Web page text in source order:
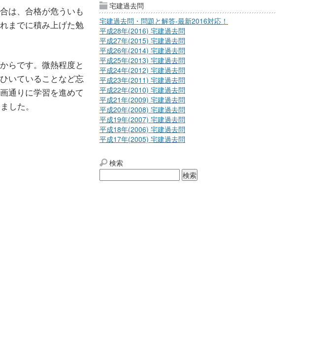
は、合格が危ういも
までに積み上げた勉
らです。微熱程度と
いていることなど忘
通りに学習を進めて
した。
宅建過去問
宅建過去問・問題と解答-最新2016対応！
平成28年(2016) 宅建過去問
平成27年(2015) 宅建過去問
平成26年(2014) 宅建過去問
平成25年(2013) 宅建過去問
平成24年(2012) 宅建過去問
平成23年(2011) 宅建過去問
平成22年(2010) 宅建過去問
平成21年(2009) 宅建過去問
平成20年(2008) 宅建過去問
平成19年(2007) 宅建過去問
平成18年(2006) 宅建過去問
平成17年(2005) 宅建過去問
検索